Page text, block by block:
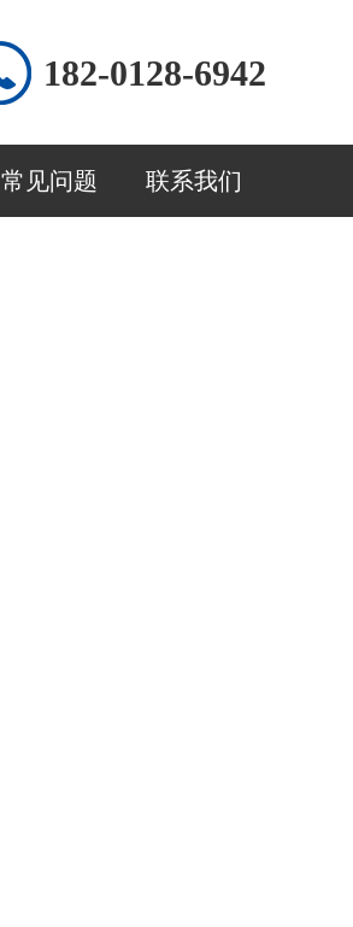
182-0128-6942
常见问题 联系我们